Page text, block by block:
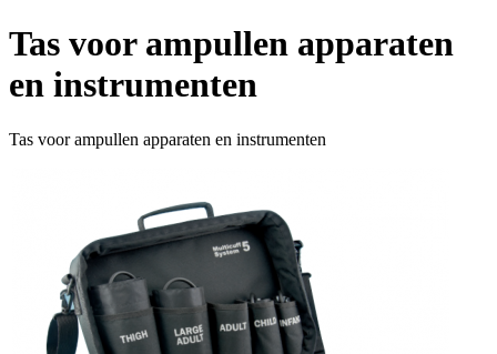
Tas voor ampullen apparaten
en instrumenten
Tas voor ampullen apparaten en instrumenten